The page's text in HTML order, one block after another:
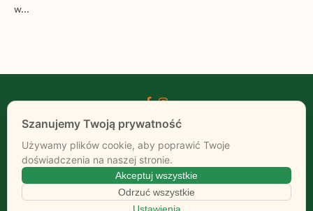
w…
HOME O MNIE KONTAKT